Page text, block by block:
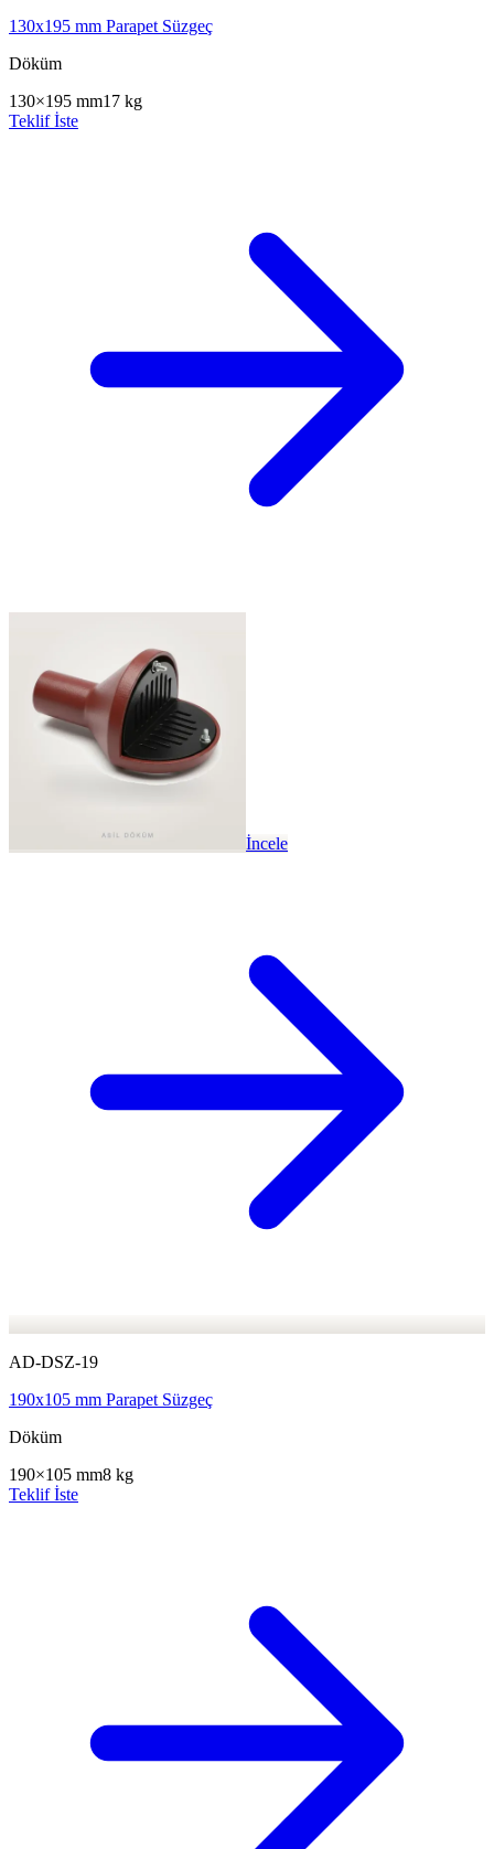
130x195 mm Parapet Süzgeç
Döküm
130×195 mm17 kg
Teklif İste
İncele
AD-DSZ-19
190x105 mm Parapet Süzgeç
Döküm
190×105 mm8 kg
Teklif İste